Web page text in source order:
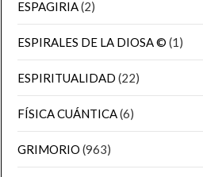
ESPAGIRIA(2)
ESPIRALES DE LA DIOSA © (1)
ESPIRITUALIDAD (22)
FÍSICA CUÁNTICA(6)
GRIMORIO (963)